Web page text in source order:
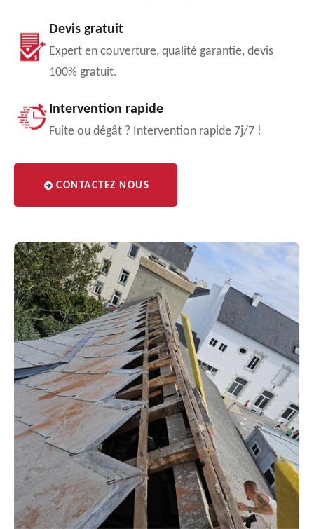
Devis gratuit
Expert en couverture, qualité garantie, devis
100% gratuit.
Intervention rapide
Fuite ou dégât ? Intervention rapide 7j/7 !
CONTACTEZ NOUS